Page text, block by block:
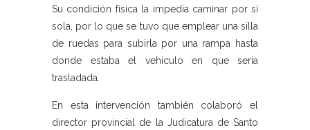
Su condición física la impedía caminar por sí
sola, por lo que se tuvo que emplear una silla
de ruedas para subirla por una rampa hasta
donde estaba el vehículo en que sería
trasladada.
En esta intervención también colaboró el
director provincial de la Judicatura de Santo